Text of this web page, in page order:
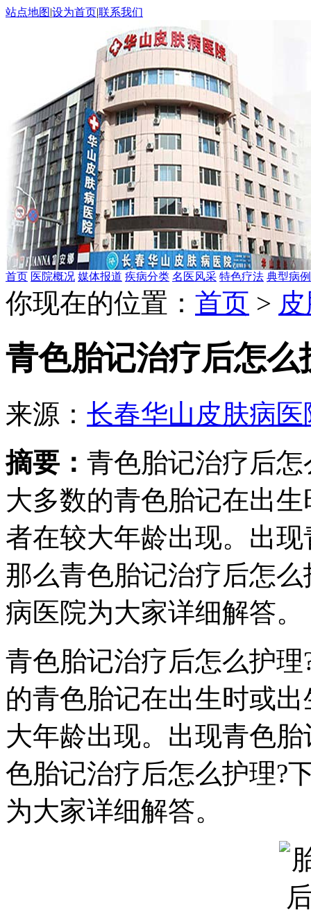
站点地图|设为首页|联系我们
首页 医院概况 媒体报道 疾病分类 名医风采 特色疗法 典型病例
你现在的位置： 首页 >
青色胎记治疗后怎么
来源： 长春华山皮肤病医
摘要： 青色胎记治疗后
大多数的青色胎记在出
者在较大年龄出现。出
那么青色胎记治疗后怎
病医院为大家详细解答。
青色胎记治疗后怎么护
的青色胎记在出生时或
大年龄出现。出现青色
色胎记治疗后怎么护理?
为大家详细解答。